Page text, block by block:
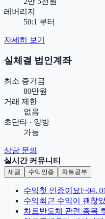
레버리지
50:1 부터
자세히 보기
실체결 법인계좌
최소 증거금
80만원
거래 제한
없음
초단타 · 양방
가능
상담 문의
실시간 커뮤니티
새글 수익인증 차트공부
수익첫 인증이요!~04.
수익최근 수익이 괜찮
차트반도체 관련 종목